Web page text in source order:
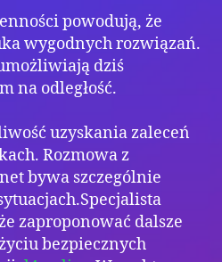
powodują, że
wygodnych rozwiązań.
dziś
na odległość.
uzyskania zaleceń
Rozmowa z
bywa szczególnie
zaproponować dalsze
bezpiecznych